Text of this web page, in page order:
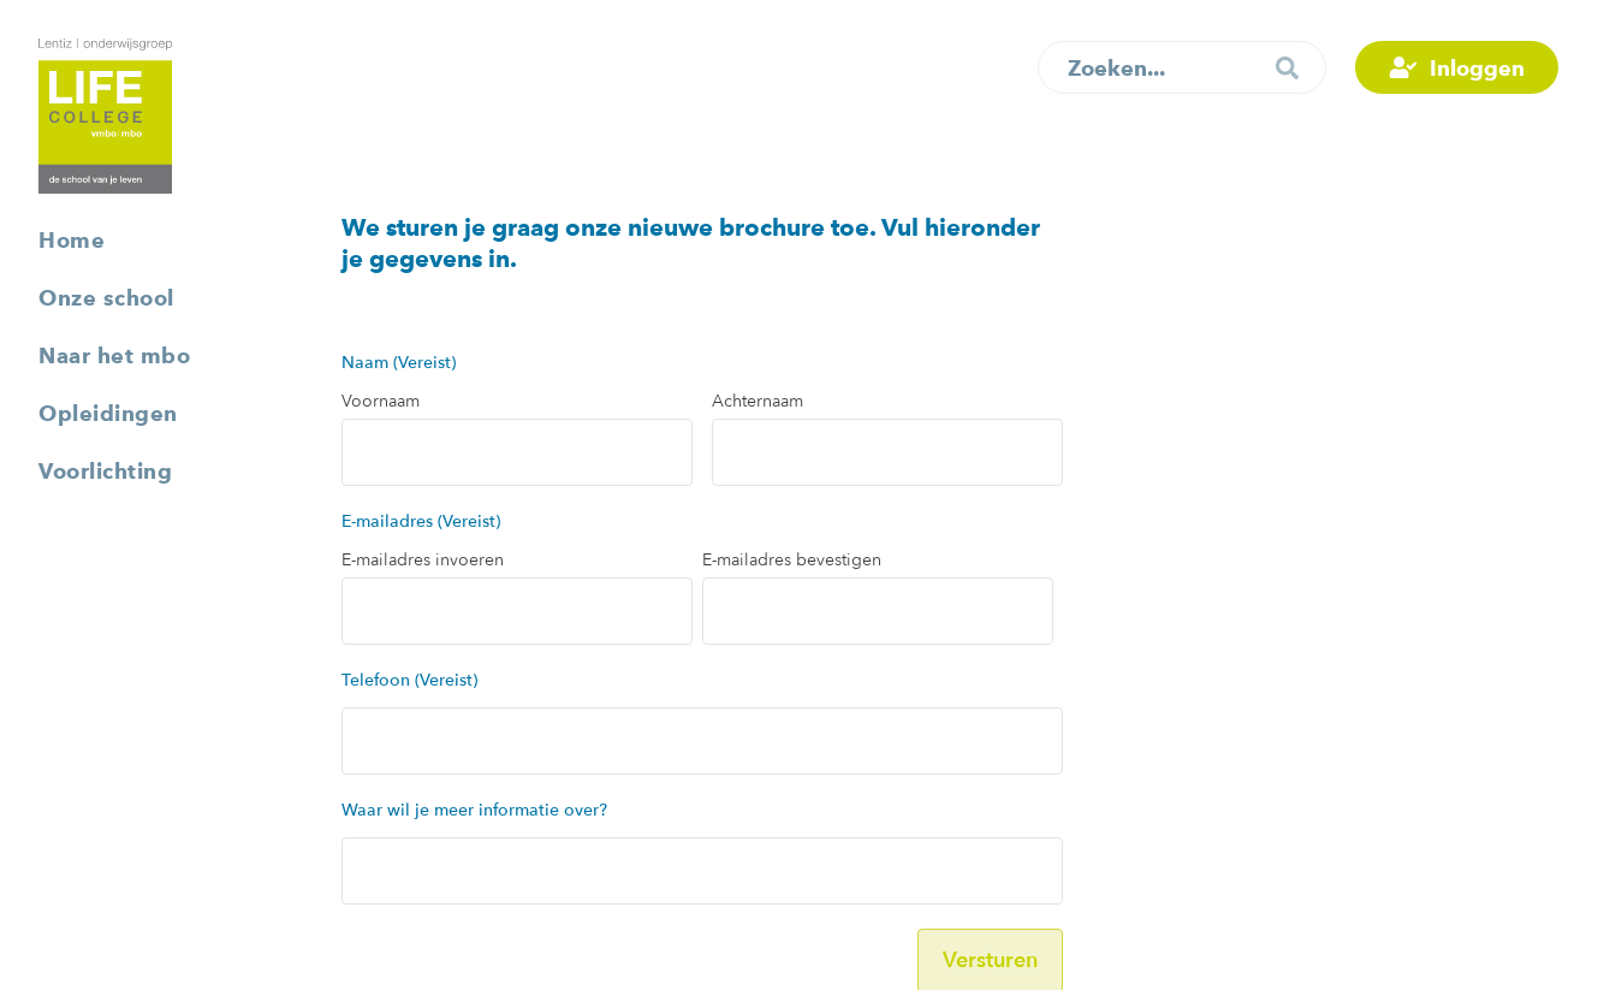
Inloggen
Home
Onze school
Naar het mbo
Opleidingen
Voorlichting
We sturen je graag onze nieuwe brochure toe. Vul hieronder
je gegevens in.
Naam (Vereist)
Voornaam
Achternaam
E-mailadres (Vereist)
E-mailadres invoeren
E-mailadres bevestigen
Telefoon (Vereist)
Waar wil je meer informatie over?